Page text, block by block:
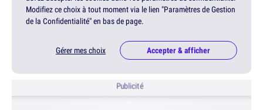
Modifiez ce choix à tout moment via le lien "Paramètres de Gestion
de la Confidentialité" en bas de page.
Gérer mes choix Accepter & afficher
Publicité